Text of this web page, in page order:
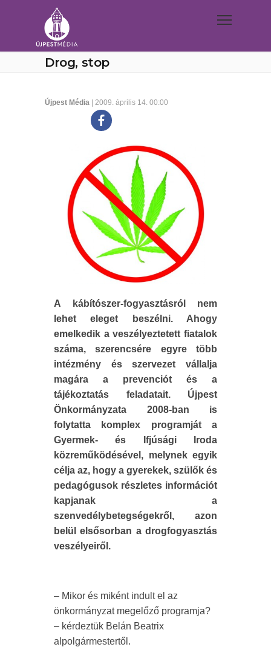
Drog, stop
Újpest Média | 2009. április 14. 00:00
A kábítószer-fogyasztásról nem
lehet eleget beszélni. Ahogy
emelkedik a veszélyeztetett fiatalok
száma, szerencsére egyre több
intézmény és szervezet vállalja
magára a prevenciót és a
tájékoztatás feladatait. Újpest
Önkormányzata 2008-ban is
folytatta komplex programját a
Gyermek- és Ifjúsági Iroda
közreműködésével, melynek egyik
célja az, hogy a gyerekek, szülők és
pedagógusok részletes információt
kapjanak a
szenvedélybetegségekről, azon
belül elsősorban a drogfogyasztás
veszélyeiről.
– Mikor és miként indult el az
önkormányzat megelőző programja?
– kérdeztük Belán Beatrix
alpolgármestertől.